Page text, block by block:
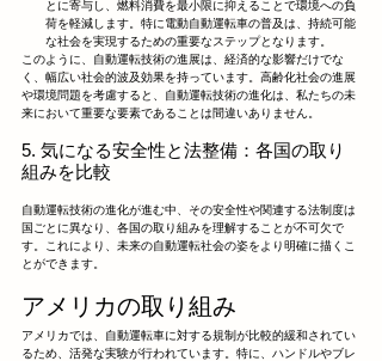
とに寄与し、燃料消費を最小限に抑えることで環境への負
荷を軽減します。特に電動自動運転車の普及は、持続可能
な社会を実現するための重要なステップとなります。
このように、自動運転技術の進展は、経済的な影響だけでな
く、幅広い社会的波及効果を持っています。高齢化社会の進展
や環境問題を考慮すると、自動運転技術の進化は、私たちの未
来において重要な要素であることは間違いありません。
5. 気になる安全性と法整備：各国の取り
組みを比較
自動運転技術の進化が進む中、その安全性や関連する法制度は
国ごとに異なり、各国の取り組みを理解することが不可欠で
す。これにより、未来の自動運転社会の姿をより明確に描くこ
とができます。
アメリカの取り組み
アメリカでは、自動運転車に対する規制が比較的緩和されてい
るため、活発な実験が行われています。特に、ハンドルやブレ